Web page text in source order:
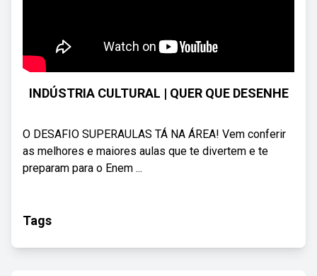
INDÚSTRIA CULTURAL | QUER QUE DESENHE
O DESAFIO SUPERAULAS TÁ NA ÁREA! Vem conferir
as melhores e maiores aulas que te divertem e te
preparam para o Enem ...
Tags